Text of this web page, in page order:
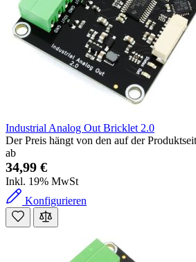
Industrial Analog Out Bricklet 2.0
Der Preis hängt von den auf der
ab
34,99 €
Inkl. 19% MwSt
Konfigurieren